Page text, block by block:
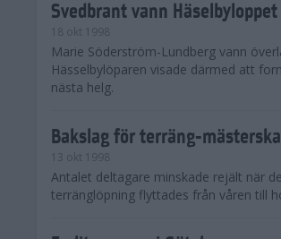
Svedbrant vann Häselbyloppet
18 okt 1998
Marie Söderström-Lundberg vann
Hässelbylöparen visade därmed att
nästa helg.
Bakslag för terräng-
13 okt 1998
Antalet deltagare minskade rejält när
terränglöpning flyttades från våren till